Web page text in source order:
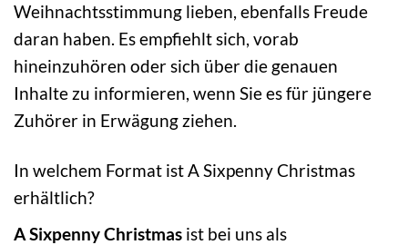
Weihnachtsstimmung lieben, ebenfalls Freude
daran haben. Es empfiehlt sich, vorab
hineinzuhören oder sich über die genauen
Inhalte zu informieren, wenn Sie es für jüngere
Zuhörer in Erwägung ziehen.
In welchem Format ist A Sixpenny Christmas
erhältlich?
A Sixpenny Christmas ist bei uns als